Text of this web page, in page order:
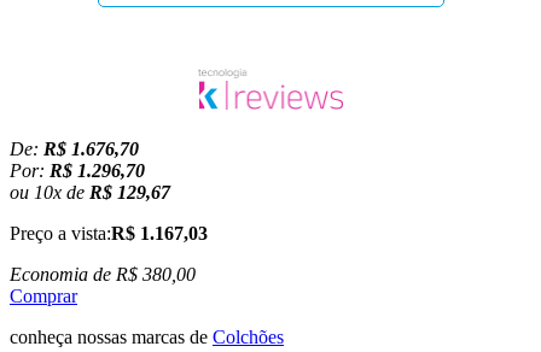
De: R$ 1.676,70
Por: R$ 1.296,70
ou 10x de R$ 129,67
Preço a vista:R$ 1.167,03
Economia de R$ 380,00
Comprar
conheça nossas marcas de Colchões